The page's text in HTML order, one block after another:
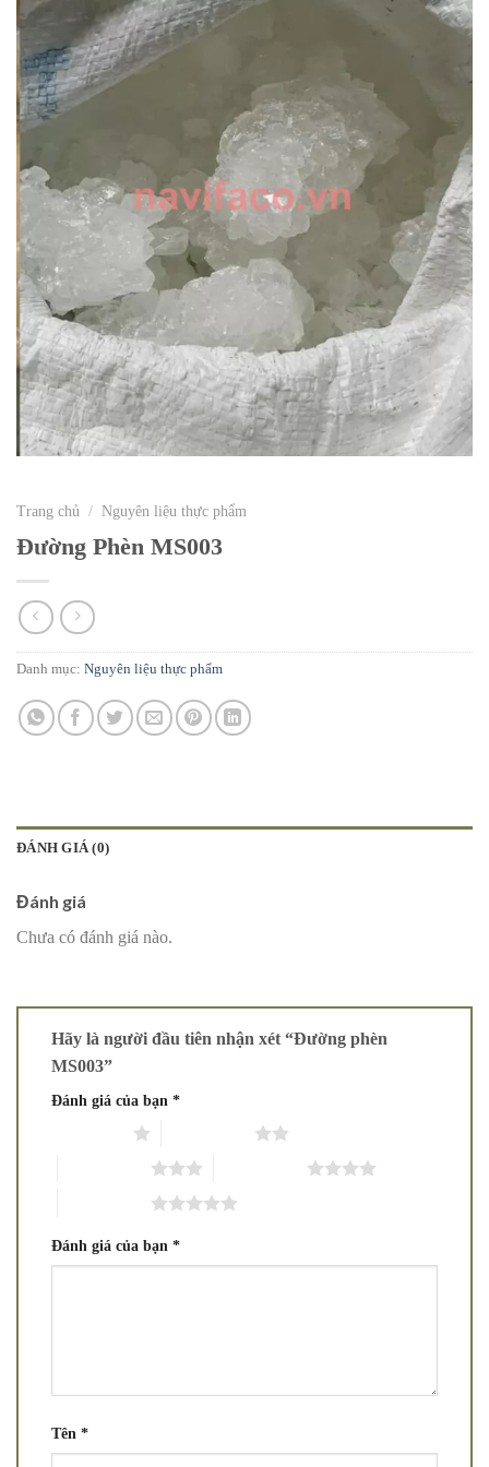
Trang chủ / Nguyên liệu thực phẩm
Đường Phèn MS003
Danh mục: Nguyên liệu thực phẩm
ĐÁNH GIÁ (0)
Đánh giá
Chưa có đánh giá nào.
Hãy là người đầu tiên nhận xét “Đường phèn
MS003”
Đánh giá của bạn *
Đánh giá của bạn *
Tên *